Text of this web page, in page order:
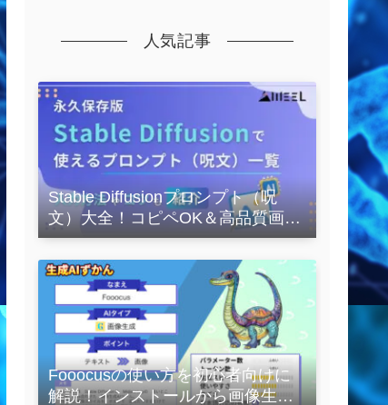
人気記事
Stable Diffusionプロンプト（呪
文）大全！コピペOK＆高品質画像
を作るコツの完全保存版
Fooocusの使い方を初心者向けに
解説！インストールから画像生成